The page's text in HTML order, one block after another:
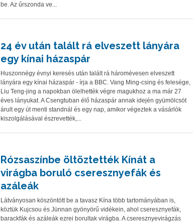
be. Az űrszonda ve...
24 év után talált rá elveszett lányára
egy kínai házaspár
Huszonnégy évnyi keresés után talált rá háromévesen elveszett
lányára egy kínai házaspár - írja a BBC. Vang Ming-csing és felesége,
Liu Teng-jing a napokban ölelhették végre magukhoz a ma már 27
éves lányukat. A Csengtuban élő házaspár annak idején gyümölcsöt
árult egy út menti standnál és egy nap, amikor végeztek a vásárlók
kiszolgálásával észrevették,...
Rózsaszínbe öltöztették Kínát a
virágba boruló cseresznyefák és
azáleák
Látványosan köszöntött be a tavasz Kína több tartományában is,
köztük Kujcsou és Jünnan gyönyörű vidékein, ahol cseresznyefák,
barackfák és azáleák ezrei borultak virágba. A cseresznyevirágzás